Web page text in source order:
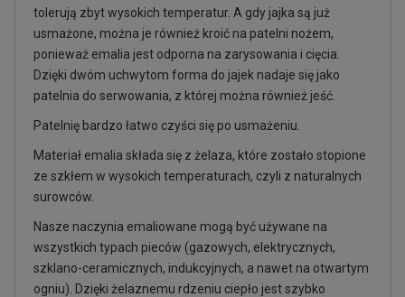
tolerują zbyt wysokich temperatur. A gdy jajka są już
usmażone, można je również kroić na patelni nożem,
ponieważ emalia jest odporna na zarysowania i cięcia.
Dzięki dwóm uchwytom forma do jajek nadaje się jako
patelnia do serwowania, z której można również jeść.
Patelnię bardzo łatwo czyści się po usmażeniu.
Materiał emalia składa się z żelaza, które zostało stopione
ze szkłem w wysokich temperaturach, czyli z naturalnych
surowców.
Nasze naczynia emaliowane mogą być używane na
wszystkich typach pieców (gazowych, elektrycznych,
szklano-ceramicznych, indukcyjnych, a nawet na otwartym
ogniu). Dzięki żelaznemu rdzeniu ciepło jest szybko